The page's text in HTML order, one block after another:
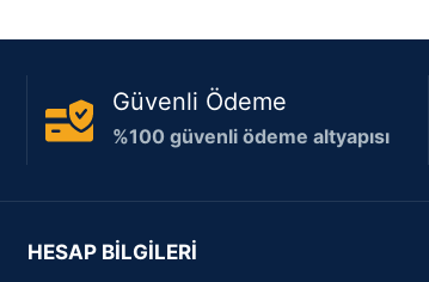
Güvenli Ödeme
%100 güvenli ödeme altyapısı
HESAP BİLGİLERİ